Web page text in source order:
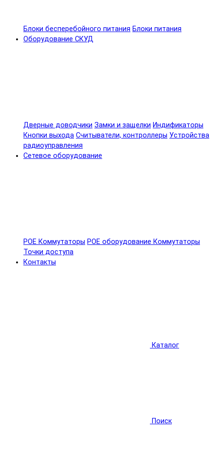
Блоки бесперебойного питания Блоки питания
Оборудование СКУД
Дверные доводчики Замки и защелки Индификаторы
Кнопки выхода Считыватели, контроллеры Устройства
радиоуправления
Сетевое оборудование
POE Коммутаторы POE оборудование Коммутаторы
Точки доступа
Контакты
Каталог
Поиск